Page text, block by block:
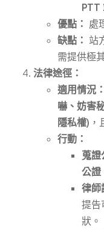
PTT
優點： 處
缺點： 站
需提供極
法律途徑：
適用情況：
嚇、妨害
隱私權)
行動：
蒐證
公證
律師
提告
狀。